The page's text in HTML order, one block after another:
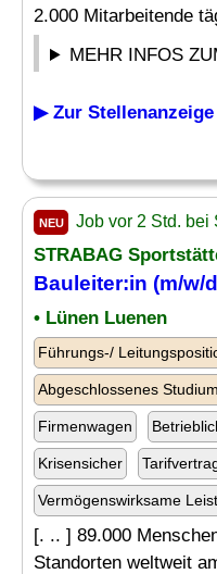
2.000 Mitarbeitende
MEHR INFOS
▶ Zur Stellenanzeige
NEU Job vor 2 Std. bei
STRABAG
Bauleiter:in (m/w/
• Lünen Luenen
Führungs-/
Abgeschlossenes Studium
Firmenwagen
Krisensicher
Vermögenswirksame
[. .. ] 89.000
Standorten weltweit